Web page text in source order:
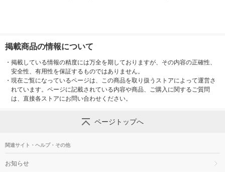
掲載商品の情報について
・ 掲載している情報の精度には万全を期しておりますが、その内容の正確性、
安全性、有用性を保証するものではありません。
・ 現在ご覧になっているページは、この商品を取り扱うストアによって運営さ
れています。ページに記載されている内容や商品、ご購入に関するご質問
は、直接各ストアにお問い合わせください。
ページトップへ
関連サイト・ヘルプ・その他
お知らせ